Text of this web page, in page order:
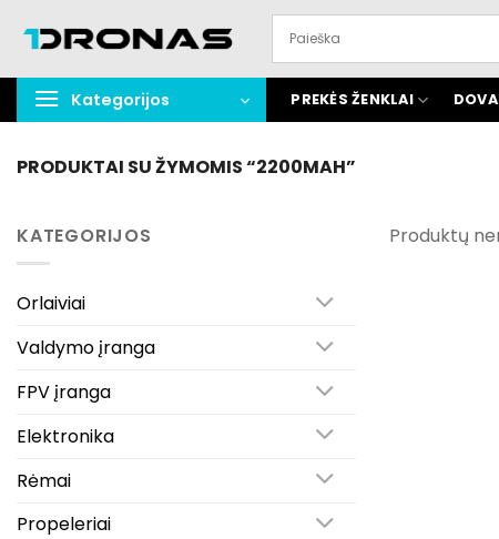
turinį
Kategorijos PREKĖS ŽENKLAI
PRODUKTAI SU ŽYMOMIS “2200MAH”
KATEGORIJOS
Orlaiviai
Valdymo įranga
FPV įranga
Elektronika
Rėmai
Propeleriai
Produktų